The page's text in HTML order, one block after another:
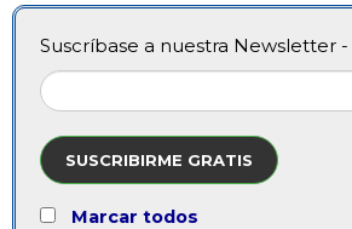
Suscríbase a nuestra Newsletter -
SUSCRIBIRME GRATIS
Marcar todos